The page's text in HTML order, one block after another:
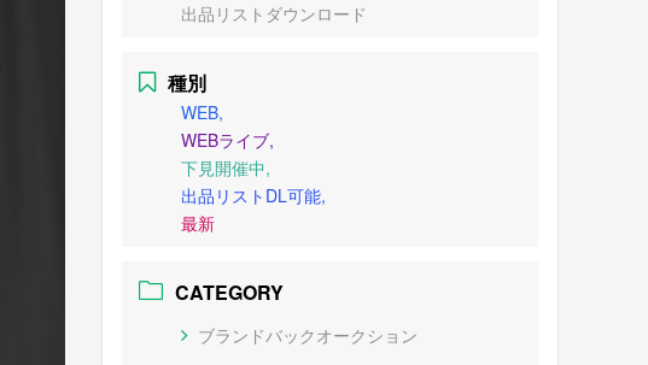
出品リストダウンロード
種別
WEB,
WEBライブ,
下見開催中,
出品リストDL可能,
最新
CATEGORY
ブランドバックオークション